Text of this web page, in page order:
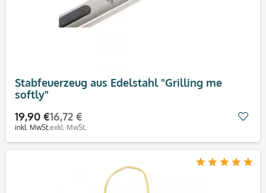
Stabfeuerzeug aus Edelstahl "Grilling me
softly"
19,90 €
inkl. MwSt.
16,72 €
exkl. MwSt.